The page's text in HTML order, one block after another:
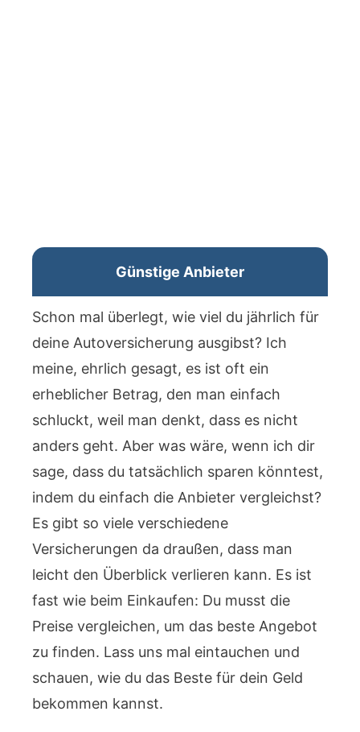
Günstige Anbieter
Schon mal überlegt, wie viel du jährlich für
deine Autoversicherung ausgibst? Ich
meine, ehrlich gesagt, es ist oft ein
erheblicher Betrag, den man einfach
schluckt, weil man denkt, dass es nicht
anders geht. Aber was wäre, wenn ich dir
sage, dass du tatsächlich sparen könntest,
indem du einfach die Anbieter vergleichst?
Es gibt so viele verschiedene
Versicherungen da draußen, dass man
leicht den Überblick verlieren kann. Es ist
fast wie beim Einkaufen: Du musst die
Preise vergleichen, um das beste Angebot
zu finden. Lass uns mal eintauchen und
schauen, wie du das Beste für dein Geld
bekommen kannst.